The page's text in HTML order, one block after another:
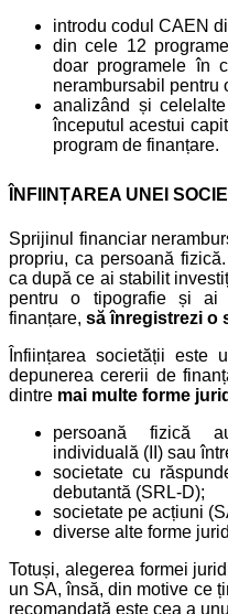
introdu codul CAEN
din cele 12
doar programele în
nerambursabil pentru
analizând și
începutul acestui
program de finanțare.
ÎNFIINȚAREA UNEI
Sprijinul financiar
propriu, ca persoană
ca după ce ai stabilit
pentru o tipografie și ai
finanțare, să înregistrezi o
Înființarea societății este
depunerea cererii de
dintre mai multe forme
persoană fizică
individuală (II) sau
societate cu
debutantă (SRL-D);
societate pe acțiuni
diverse alte forme
Totuși, alegerea formei
un SA, însă, din motive ce
recomandată este cea a